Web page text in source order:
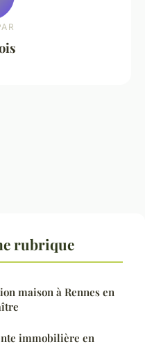
rubrique
maison à Rennes en
immobilière en